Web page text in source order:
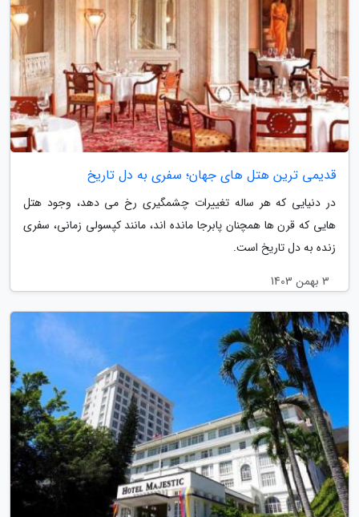
قدیمی ترین هتل های جهان؛ سفری به دل تاریخ
در دنیایی که هر ساله تغییرات چشمگیری رخ می دهد، وجود هتل
هایی که قرن ها همچنان پابرجا مانده اند، مانند کپسولی زمانی، سفری
زنده به دل تاریخ است.
3 بهمن 1403